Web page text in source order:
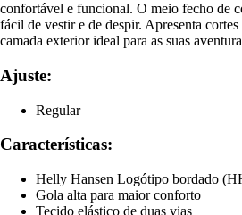
confortável e funcional. O meio fecho de
fácil de vestir e de despir. Apresenta
camada exterior ideal para as suas
Ajuste:
Regular
Características:
Helly Hansen Logótipo bordado
Gola alta para maior conforto
Tecido elástico de duas vias